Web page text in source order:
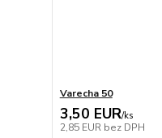
Varecha 50
3,50 EUR/ks
2,85 EUR bez DPH